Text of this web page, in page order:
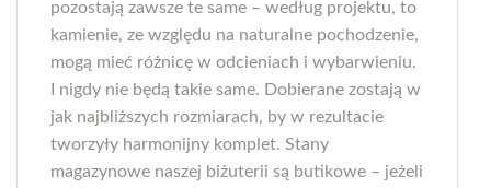
pozostają zawsze te same – według projektu, to
kamienie, ze względu na naturalne pochodzenie,
mogą mieć różnicę w odcieniach i wybarwieniu.
I nigdy nie będą takie same. Dobierane zostają w
jak najbliższych rozmiarach, by w rezultacie
tworzyły harmonijny komplet. Stany
magazynowe naszej biżuterii są butikowe – jeżeli